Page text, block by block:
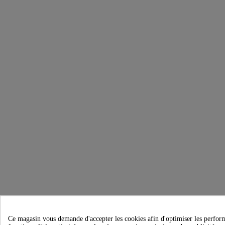
Ce magasin vous demande d'accepter les cookies afin d'optimiser les